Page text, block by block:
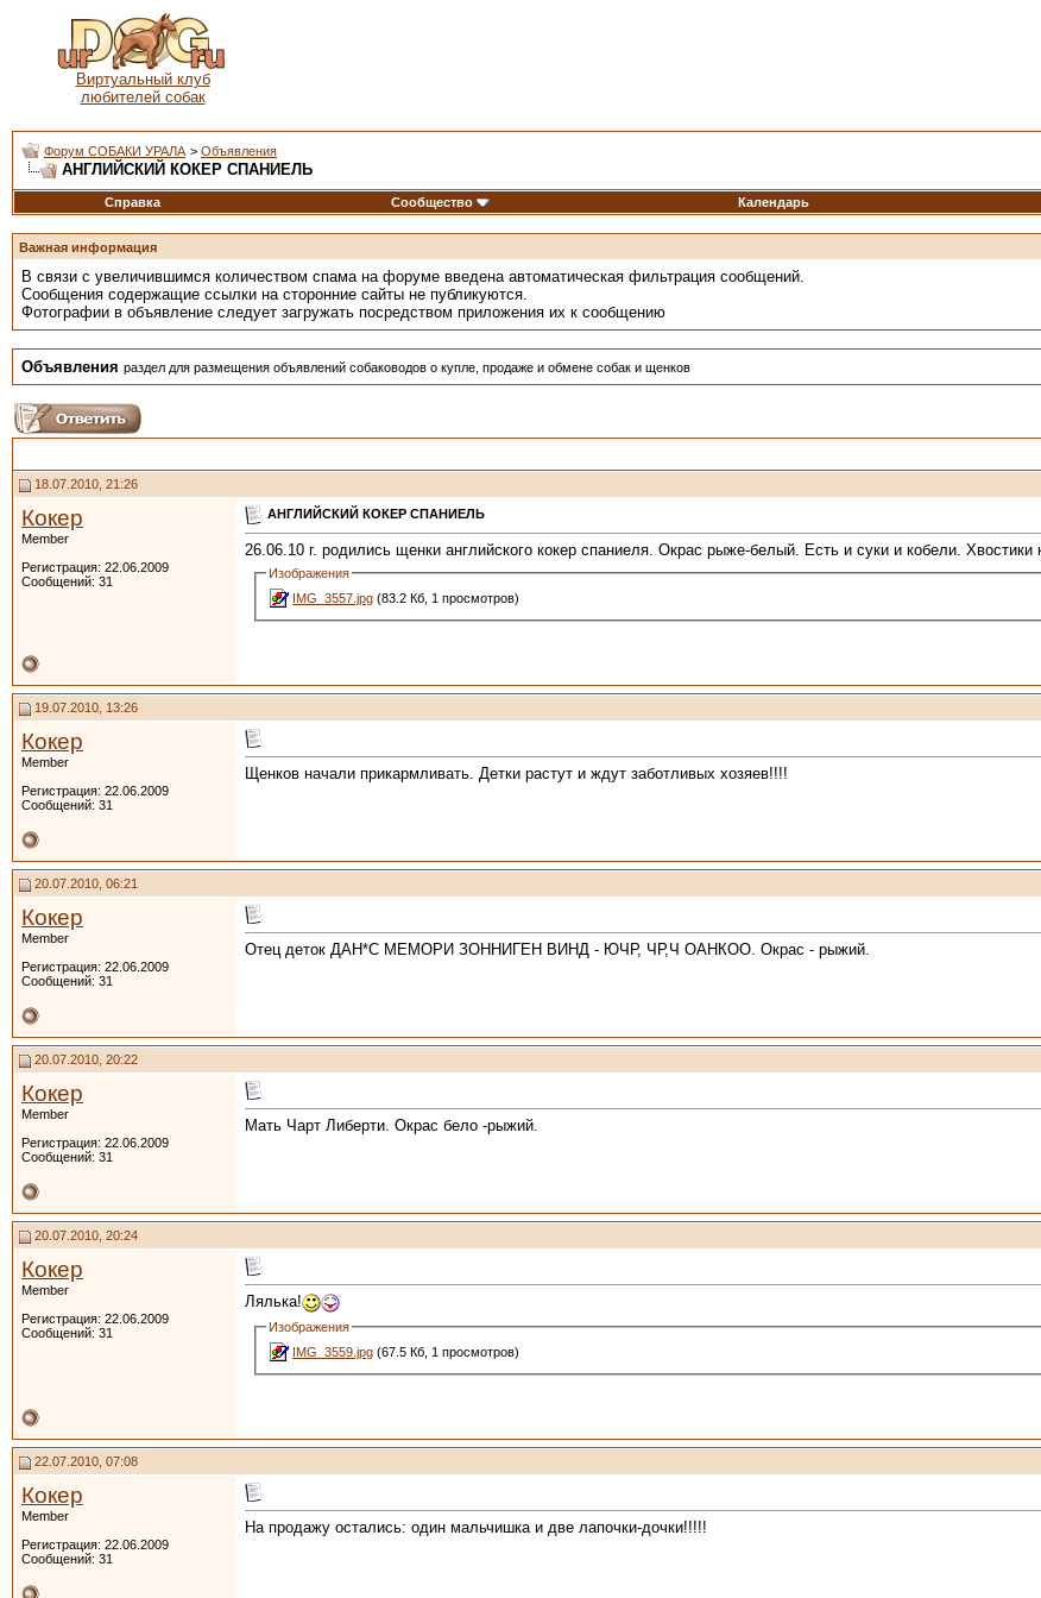
Виртуальный клуб
любителей собак
Форум СОБАКИ УРАЛА > Объявления
АНГЛИЙСКИЙ КОКЕР СПАНИЕЛЬ
Справка
Сообщество Календарь
Важная информация
В связи с увеличившимся количеством спама на форуме введена автоматическая фильтрация сообщений.
Сообщения содержащие ссылки на сторонние сайты не публикуются.
Фотографии в объявление следует загружать посредством приложения их к сообщению
Объявления раздел для размещения объявлений собаководов о купле, продаже и обмене собак и щенков
18.07.2010, 21:26
Кокер
Member
Регистрация: 22.06.2009
Сообщений: 31
АНГЛИЙСКИЙ КОКЕР СПАНИЕЛЬ
26.06.10 г. родились щенки английского кокер спаниеля. Окрас рыже-белый. Есть и суки и кобели.
Изображения
IMG_3557.jpg (83.2 Кб, 1 просмотров)
19.07.2010, 13:26
Кокер
Member
Регистрация: 22.06.2009
Сообщений: 31
Щенков начали прикармливать. Детки растут и ждут заботливых хозяев!!!!
20.07.2010, 06:21
Кокер
Member
Регистрация: 22.06.2009
Сообщений: 31
Отец деток ДАН*С МЕМОРИ ЗОННИГЕН ВИНД - ЮЧР, ЧР,Ч ОАНКОО. Окрас - рыжий.
20.07.2010, 20:22
Кокер
Member
Регистрация: 22.06.2009
Сообщений: 31
Мать Чарт Либерти. Окрас бело -рыжий.
20.07.2010, 20:24
Кокер
Member
Регистрация: 22.06.2009
Сообщений: 31
Лялька!
Изображения
IMG_3559.jpg (67.5 Кб, 1 просмотров)
22.07.2010, 07:08
Кокер
Member
Регистрация: 22.06.2009
Сообщений: 31
На продажу остались: один мальчишка и две лапочки-дочки!!!!!